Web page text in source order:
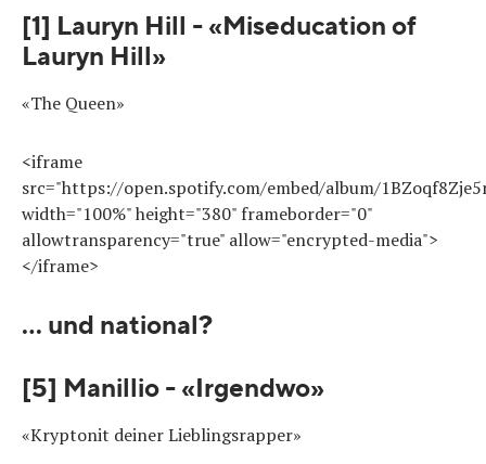
[1] Lauryn Hill - «Miseducation of
Lauryn Hill»
«The Queen»
<iframe
src="https://open.spotify.com/embed/album/
width="100%" height="380" frameborder="0"
allowtransparency="true" allow="encrypted-media">
</iframe>
... und national?
[5] Manillio - «Irgendwo»
«Kryptonit deiner Lieblingsrapper»